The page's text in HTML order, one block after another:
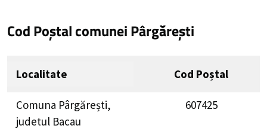
Cod Poștal comunei Pârgărești
Localitate Cod Poștal
Comuna Pârgărești,
judetul Bacau
607425